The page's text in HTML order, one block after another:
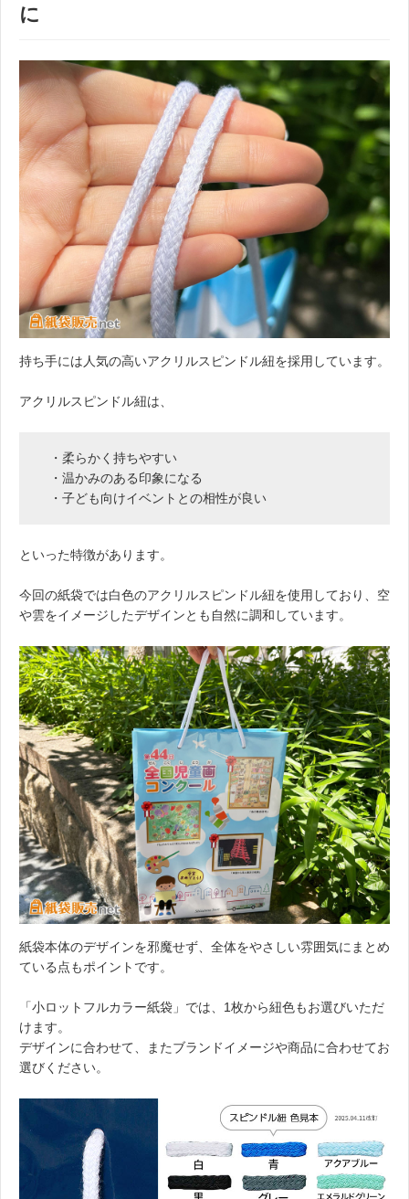
に
持ち手には人気の高いアクリルスピンドル紐を採用しています。
アクリルスピンドル紐は、
・柔らかく持ちやすい
・温かみのある印象になる
・子ども向けイベントとの相性が良い
といった特徴があります。
今回の紙袋では白色のアクリルスピンドル紐を使用しており、空
や雲をイメージしたデザインとも自然に調和しています。
紙袋本体のデザインを邪魔せず、全体をやさしい雰囲気にまとめ
ている点もポイントです。
「小ロットフルカラー紙袋」では、1枚から紐色もお選びいただ
けます。
デザインに合わせて、またブランドイメージや商品に合わせてお
選びください。